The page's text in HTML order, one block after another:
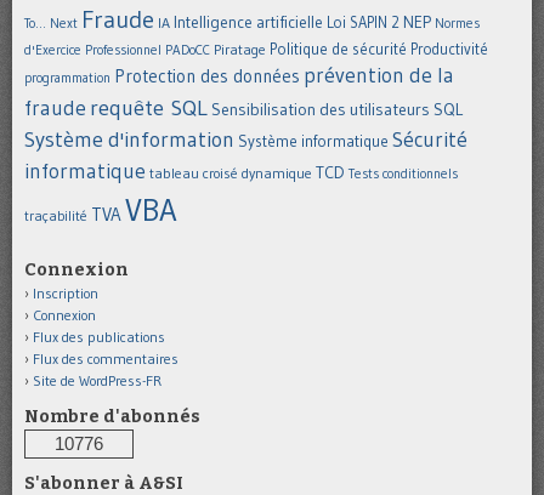
To... Next Fraude IA Intelligence artificielle Loi SAPIN 2 NEP Normes
d'Exercice Professionnel PADoCC Piratage Politique de sécurité Productivité
programmation Protection des données prévention de la
fraude requête SQL Sensibilisation des utilisateurs SQL
Système d'information Système informatique Sécurité
informatique tableau croisé dynamique TCD Tests conditionnels
traçabilité TVAVBA
Connexion
Inscription
Connexion
Flux des publications
Flux des commentaires
Site de WordPress-FR
Nombre d'abonnés
10776
S'abonner à A&SI